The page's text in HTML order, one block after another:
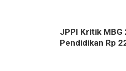
JPPI Kritik MBG
Pendidikan Rp